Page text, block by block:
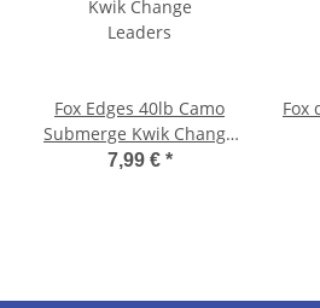
Fox Edges 40lb Camo
Submerge Kwik Change
Leaders
7,99 € *
Fox